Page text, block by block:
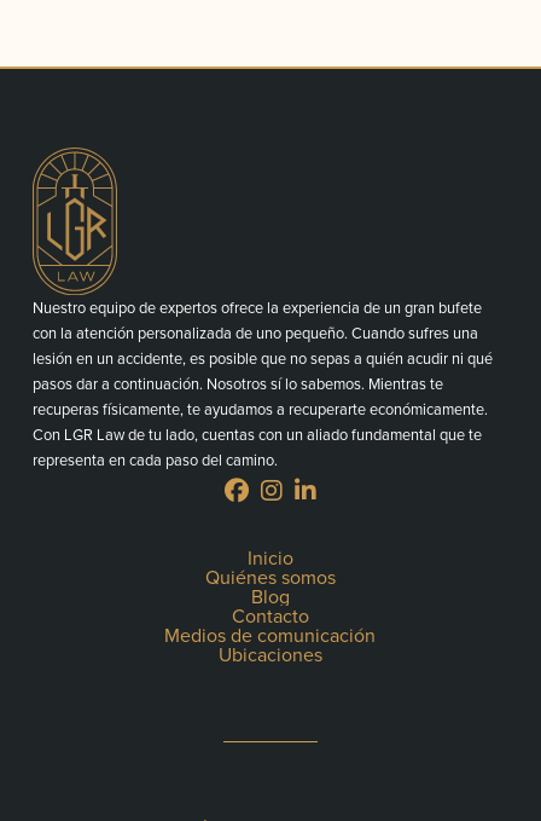
Nuestro equipo de expertos ofrece la experiencia de un gran bufete
con la atención personalizada de uno pequeño. Cuando sufres una
lesión en un accidente, es posible que no sepas a quién acudir ni qué
pasos dar a continuación. Nosotros sí lo sabemos. Mientras te
recuperas físicamente, te ayudamos a recuperarte económicamente.
Con LGR Law de tu lado, cuentas con un aliado fundamental que te
representa en cada paso del camino.
Inicio
Quiénes somos
Blog
Contacto
Medios de comunicación
Ubicaciones